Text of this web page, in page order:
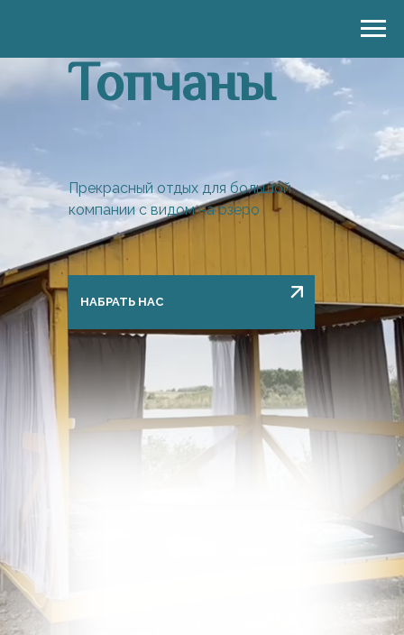
Топчаны
Прекрасный отдых для большой
компании с видом на озеро
НАБРАТЬ НАС